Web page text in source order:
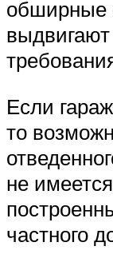
обширные
Если
то
не
частного